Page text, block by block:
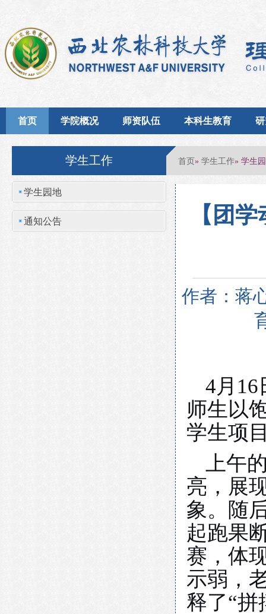
首页 学院概况 师资队伍 本科生教育
学生工作 首页» 学生工作» 学生
学生园地
通知公告 【团
作者：蒋
4月16
师生以
学生项
上午
亮，展
象。随
起跑果
赛，体
示弱，
释了“拼